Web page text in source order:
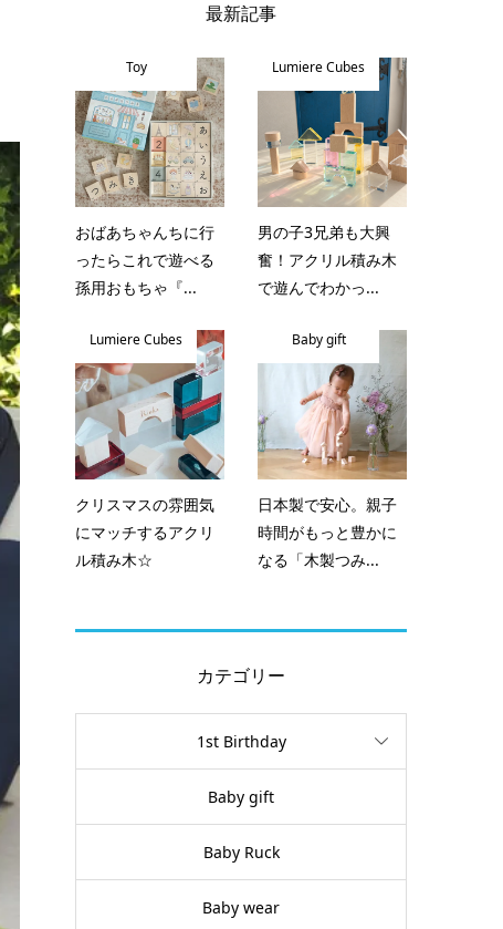
最新記事
Toy
おばあちゃんちに行
ったらこれで遊べる
孫用おもちゃ『...
Lumiere Cubes
男の子3兄弟も大興
奮！アクリル積み木
で遊んでわかっ...
Lumiere Cubes
クリスマスの雰囲気
にマッチするアクリ
ル積み木☆
Baby gift
日本製で安心。親子
時間がもっと豊かに
なる「木製つみ...
カテゴリー
1st Birthday
Baby gift
Baby Ruck
Baby wear